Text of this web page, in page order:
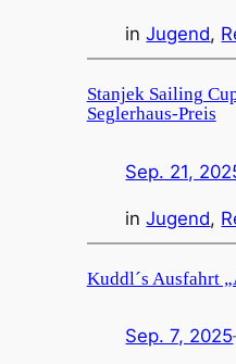
inJugend,
Stanjek Sailing
Seglerhaus-Preis
Sep. 21,
inJugend,
Kuddl´s Ausfahrt
Sep. 7, 2025